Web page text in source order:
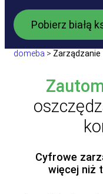
Pobierz białą
domeba >
Cyfrowe
więcej niż